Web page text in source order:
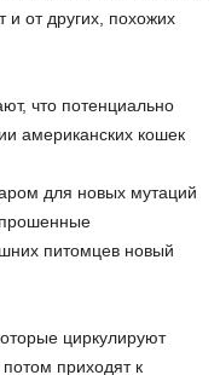
от других, похожих
что потенциально
американских кошек
для новых мутаций
питомцев новый
циркулируют
приходят к